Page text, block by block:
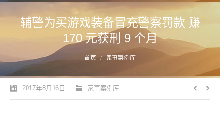
辅警为买游戏装备冒充警察罚款 赚
170 元获刑 9 个月
您的位置： 首页 家事案例库
2017年8月16日 家事案例库